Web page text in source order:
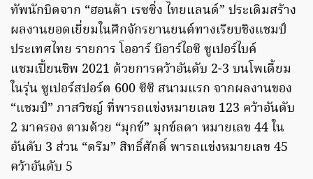
ทัพนักบิดจาก “ฮอนด้า เรซซิ่ง ไทยแลนด์” ประเดิมสร้าง
ผลงานยอดเยี่ยมในศึกจักรยานยนต์ทางเรียบชิงแชมป์
ประเทศไทย รายการ โออาร์ บีอาร์ไอซี ซูเปอร์ไบค์
แชมเปี้ยนชิพ 2021 ด้วยการคว้าอันดับ 2-3 บนโพเดี้ยม
ในรุ่น ซูเปอร์สปอร์ต 600 ซีซี สนามแรก จากผลงานของ
“แชมป์” ภาสวิชญ์ ที่พารถแข่งหมายเลข 123 คว้าอันดับ
2 มาครอง ตามด้วย “มุกข์” มุกข์ลดา หมายเลข 44 ใน
อันดับ 3 ส่วน “ดรีม” สิทธิ์ศักดิ์ พารถแข่งหมายเลข 45
คว้าอันดับ 5